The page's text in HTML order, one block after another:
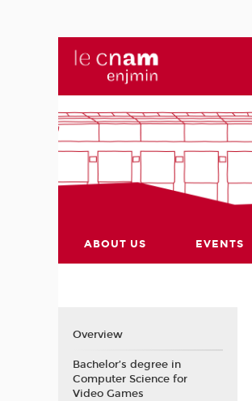
ABOUT US EVENTS
Overview
Bachelor’s degree in
Computer Science for
Video Games